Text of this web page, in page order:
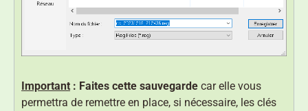
Important : Faites cette sauvegarde car elle vous
permettra de remettre en place, si nécessaire, les clés